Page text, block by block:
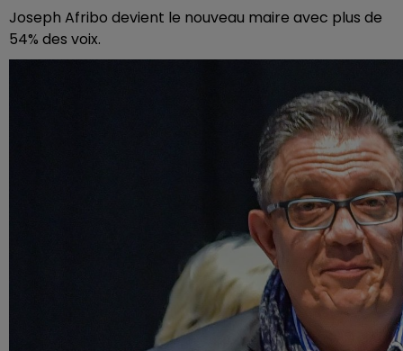
Joseph Afribo devient le nouveau maire avec plus de
54% des voix.